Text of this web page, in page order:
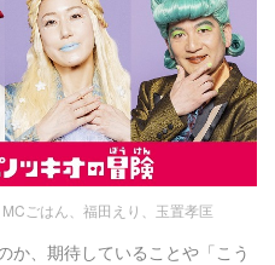
ごはん、福田えり、玉置孝匡
、期待していることや「こう